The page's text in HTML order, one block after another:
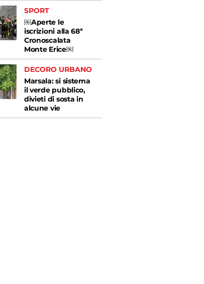
SPORT
￼Aperte le
iscrizioni alla 68ª
Cronoscalata
Monte Erice￼
DECORO URBANO
Marsala: si sistema
il verde pubblico,
divieti di sosta in
alcune vie